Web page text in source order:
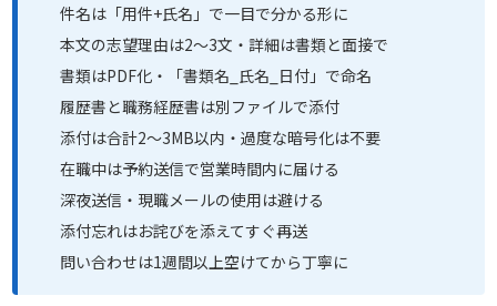
件名は「用件+氏名」で一目で分かる形に
本文の志望理由は2〜3文・詳細は書類と面接で
書類はPDF化・「書類名_氏名_日付」で命名
履歴書と職務経歴書は別ファイルで添付
添付は合計2〜3MB以内・過度な暗号化は不要
在職中は予約送信で営業時間内に届ける
深夜送信・現職メールの使用は避ける
添付忘れはお詫びを添えてすぐ再送
問い合わせは1週間以上空けてから丁寧に